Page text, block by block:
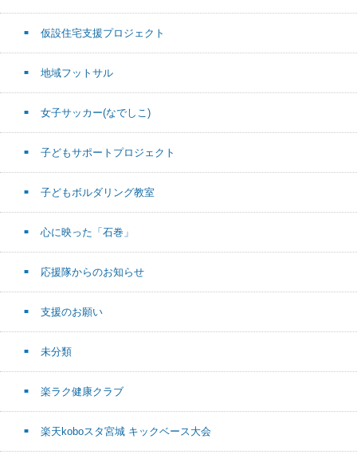
仮設住宅支援プロジェクト
地域フットサル
女子サッカー(なでしこ)
子どもサポートプロジェクト
子どもボルダリング教室
心に映った「石巻」
応援隊からのお知らせ
支援のお願い
未分類
楽ラク健康クラブ
楽天koboスタ宮城 キックベース大会